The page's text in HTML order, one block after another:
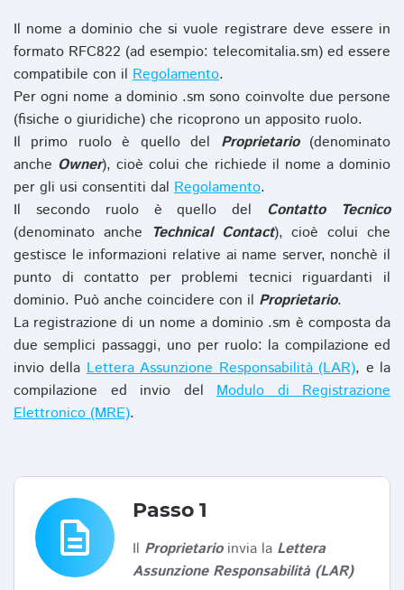
Il nome a dominio che si vuole registrare deve essere in
formato RFC822 (ad esempio: telecomitalia.sm) ed essere
compatibile con il Regolamento.
Per ogni nome a dominio .sm sono coinvolte due persone
(fisiche o giuridiche) che ricoprono un apposito ruolo.
Il primo ruolo è quello del Proprietario(denominato
anche Owner), cioè colui che richiede il nome a dominio
per gli usi consentiti dal Regolamento.
Il secondo ruolo è quello del Contatto Tecnico
(denominato anche Technical Contact), cioè colui che
gestisce le informazioni relative ai name server, nonchè il
punto di contatto per problemi tecnici riguardanti il
dominio. Può anche coincidere con il Proprietario.
La registrazione di un nome a dominio .sm è composta da
due semplici passaggi, uno per ruolo: la compilazione ed
invio dellaLettera Assunzione Responsabilità (LAR), e la
compilazione ed invio del Modulo di Registrazione
Elettronico (MRE).
description
Passo 1
Il Proprietarioinvia la Lettera
Assunzione Responsabilità (LAR)